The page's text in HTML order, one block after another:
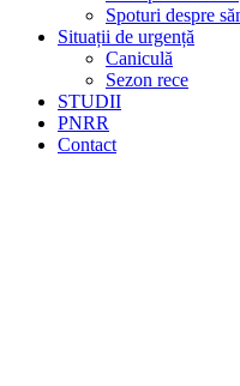
Spoturi despre
Situații de urgență
Caniculă
Sezon rece
STUDII
PNRR
Contact